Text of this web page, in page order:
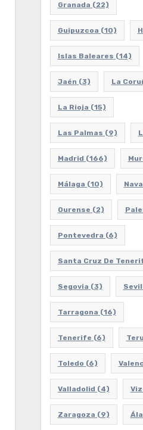
Granada (22)
Guipuzcoa (10)
Islas Baleares (14)
Jaén (3) La
La Rioja (15)
Las Palmas (9)
Madrid (166)
Málaga (10)
Ourense (2)
Pontevedra (6)
Santa Cruz De
Segovia (3)
Tarragona (16)
Tenerife (6)
Toledo (6)
Valladolid (4)
Zaragoza (9)